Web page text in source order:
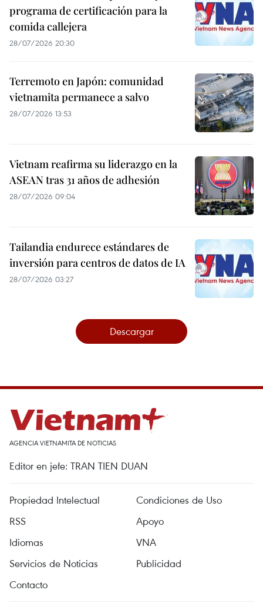
programa de certificación para la
comida callejera
28/07/2026 20:30
Terremoto en Japón: comunidad
vietnamita permanece a salvo
28/07/2026 13:53
Vietnam reafirma su liderazgo en la
ASEAN tras 31 años de adhesión
28/07/2026 09:04
Tailandia endurece estándares de
inversión para centros de datos de IA
28/07/2026 03:27
Descargar
AGENCIA VIETNAMITA DE NOTICIAS
Editor en jefe: TRAN TIEN DUAN
Propiedad Intelectual
Condiciones de Uso
RSS
Apoyo
Idiomas
VNA
Servicios de Noticias
Publicidad
Contacto